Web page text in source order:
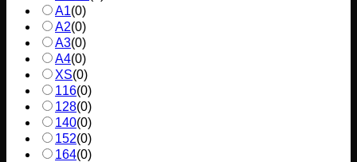
A1(0)
A2(0)
A3(0)
A4(0)
XS(0)
116(0)
128(0)
140(0)
152(0)
164(0)